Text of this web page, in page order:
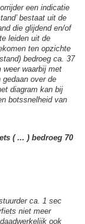
een indicatie
bestaat uit de
die glijdend en/of
leiden uit de
ten opzichte
bedroeg ca. 37
weer waarbij met
over de
diagram kan bij
botssnelheid van
( ... ) bedroeg 70
ca. 1 sec
niet meer
ook